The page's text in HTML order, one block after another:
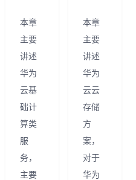
本章
主要
讲述
华为
云基
础计
算类
服
务，
主要
本章
主要
讲述
华为
云云
存储
方
案，
对于
华为